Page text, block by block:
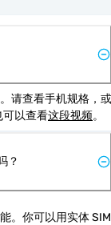
请查看手机规格，或
可以查看这段视频。
？
。你可以用实体 SIM